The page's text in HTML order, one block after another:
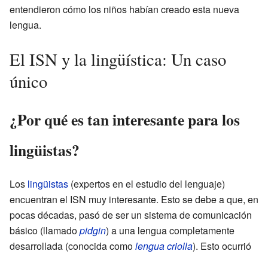
entendieron cómo los niños habían creado esta nueva
lengua.
El ISN y la lingüística: Un caso
único
¿Por qué es tan interesante para los
lingüistas?
Los lingüistas (expertos en el estudio del lenguaje)
encuentran el ISN muy interesante. Esto se debe a que, en
pocas décadas, pasó de ser un sistema de comunicación
básico (llamadopidgin) a una lengua completamente
desarrollada (conocida comolengua criolla). Esto ocurrió